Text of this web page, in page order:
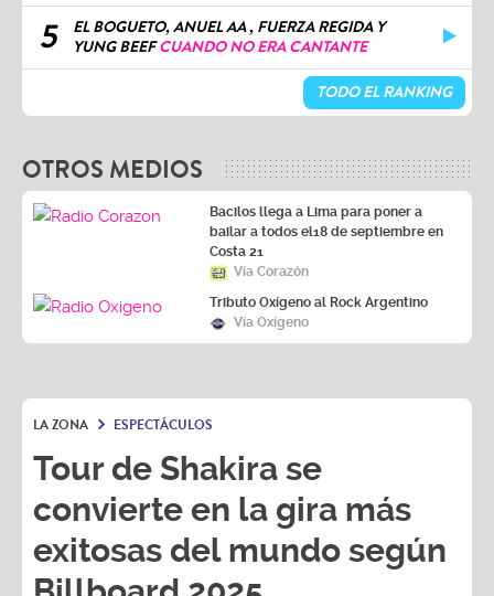
5
EL BOGUETO, ANUEL AA , FUERZA REGIDA Y
YUNG BEEFCUANDO NO ERA CANTANTE
TODO EL RANKING
OTROS MEDIOS
Bacilos llega a Lima para poner a
bailar a todos el18 de septiembre en
Costa 21
Vía Corazón
Tributo Oxígeno al Rock Argentino
Vía Oxígeno
LA ZONA ESPECTÁCULOS
Tour de Shakira se
convierte en la gira más
exitosas del mundo según